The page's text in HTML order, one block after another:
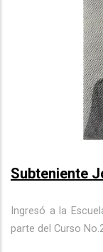
Subteniente
Ingresó a la
parte del Curso